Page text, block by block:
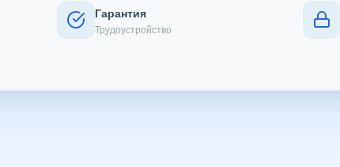
Гарантия
Трудоустройство